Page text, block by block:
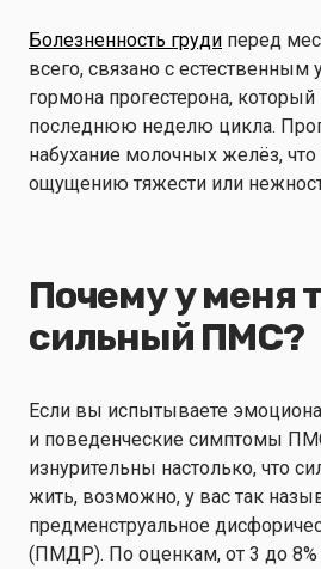
Болезненность груди перед
всего, связано с естественным
гормона прогестерона,
последнюю неделю цикла.
набухание молочных желёз,
ощущению тяжести или
Почему у меня
сильный ПМС?
Если вы испытываете
и поведенческие симптомы
изнурительны настолько, что
жить, возможно, у вас так
предменструальное
(ПМДР). По оценкам, от 3 до